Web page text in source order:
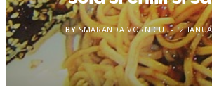
BY SMARANDA VORNICU 2